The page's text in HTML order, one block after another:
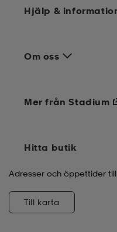
Hjälp &
Om oss
Mer från Stadium
Hitta butik
Adresser och öppettider
Till karta